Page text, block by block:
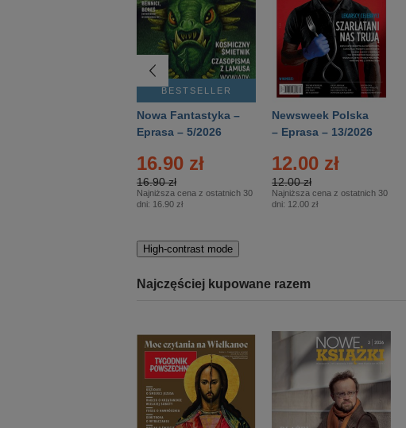
BESTSELLER
Nowa Fantastyka –
Eprasa – 5/2026
16.90 zł
16.90 zł
Najniższa cena z ostatnich 30
dni: 16.90 zł
Newsweek Polska
– Eprasa – 13/2026
12.00 zł
12.00 zł
Najniższa cena z ostatnich 30
dni: 12.00 zł
High-contrast mode
Najczęściej kupowane razem